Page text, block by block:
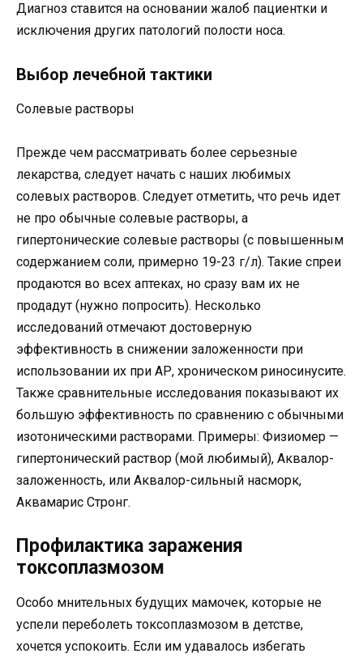
Диагноз ставится на основании жалоб пациентки и
исключения других патологий полости носа.
Выбор лечебной тактики
Солевые растворы
Прежде чем рассматривать более серьезные
лекарства, следует начать с наших любимых
солевых растворов. Следует отметить, что речь идет
не про обычные солевые растворы, а
гипертонические солевые растворы (с повышенным
содержанием соли, примерно 19-23 г/л). Такие спреи
продаются во всех аптеках, но сразу вам их не
продадут (нужно попросить). Несколько
исследований отмечают достоверную
эффективность в снижении заложенности при
использовании их при АР, хроническом риносинусите.
Также сравнительные исследования показывают их
большую эффективность по сравнению с обычными
изотоническими растворами. Примеры: Физиомер —
гипертонический раствор (мой любимый), Аквалор-
заложенность, или Аквалор-сильный насморк,
Аквамарис Стронг.
Профилактика заражения
токсоплазмозом
Особо мнительных будущих мамочек, которые не
успели переболеть токсоплазмозом в детстве,
хочется успокоить. Если им удавалось избегать